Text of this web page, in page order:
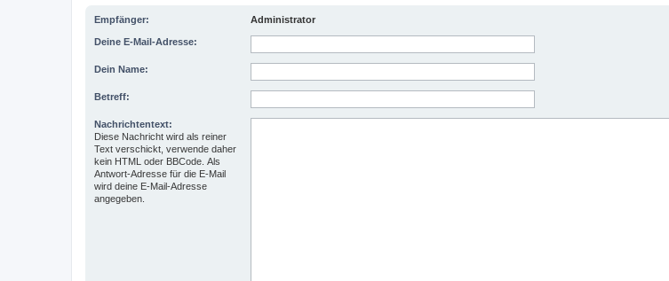
Empfänger: Administrator
Deine E-Mail-Adresse:
Dein Name:
Betreff:
Nachrichtentext:
Diese Nachricht wird als reiner
Text verschickt, verwende daher
kein HTML oder BBCode. Als
Antwort-Adresse für die E-Mail
wird deine E-Mail-Adresse
angegeben.